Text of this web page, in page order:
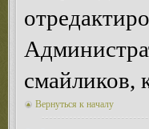
смайликов,
Вернуться к началу